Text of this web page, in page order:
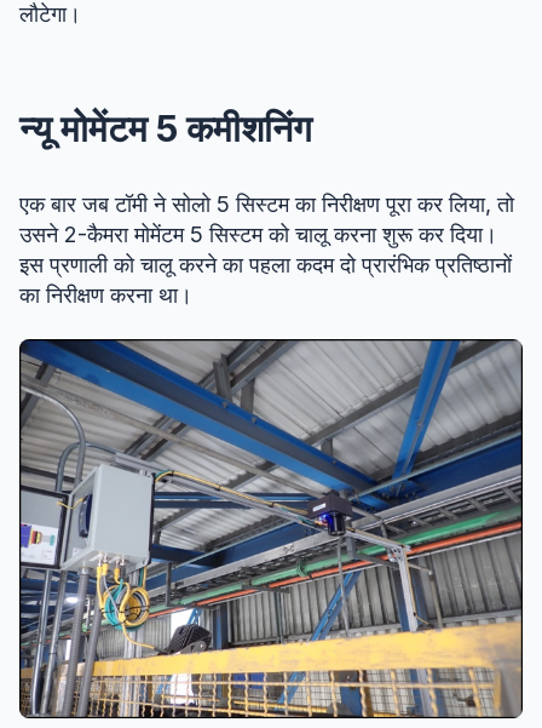
लौटेगा।
न्यू मोमेंटम 5 कमीशनिंग
एक बार जब टॉमी ने सोलो 5 सिस्टम का निरीक्षण पूरा कर लिया, तो
उसने 2-कैमरा मोमेंटम 5 सिस्टम को चालू करना शुरू कर दिया।
इस प्रणाली को चालू करने का पहला कदम दो प्रारंभिक प्रतिष्ठानों
का निरीक्षण करना था।